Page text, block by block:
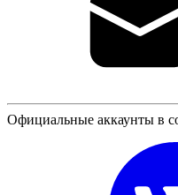
Официальные аккаунты в